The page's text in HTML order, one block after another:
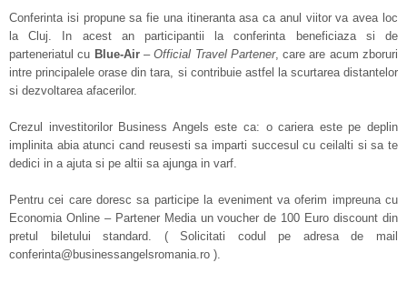
Conferinta isi propune sa fie una itineranta asa ca anul viitor va avea loc
la Cluj. In acest an participantii la conferinta beneficiaza si de
parteneriatul cu Blue-Air–Official Travel Partener, care are acum zboruri
intre principalele orase din tara, si contribuie astfel la scurtarea distantelor
si dezvoltarea afacerilor.
Crezul investitorilor Business Angels este ca: o cariera este pe deplin
implinita abia atunci cand reusesti sa imparti succesul cu ceilalti si sa te
dedici in a ajuta si pe altii sa ajunga in varf.
Pentru cei care doresc sa participe la eveniment va oferim impreuna cu
Economia Online – Partener Media un voucher de 100 Euro discount din
pretul biletului standard. ( Solicitati codul pe adresa de mail
conferinta@businessangelsromania.ro ).